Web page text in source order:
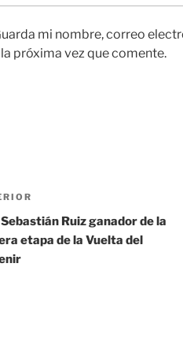
mi nombre, correo
próxima vez que comente.
Ruiz ganador de la
etapa de la Vuelta del